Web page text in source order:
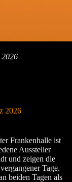
2026
Frankenhalle ist
Aussteller
und zeigen die
Tage.
beiden Tagen als